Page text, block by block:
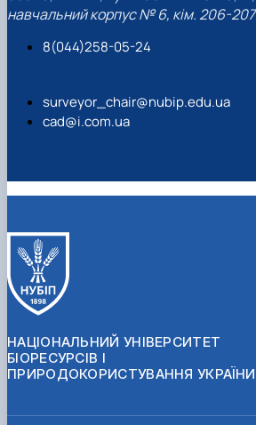
навчальний корпус № 6, кім. 206-207
8(044)258-05-24
surveyor_chair@nubip.edu.ua
cad@i.com.ua
НАЦІОНАЛЬНИЙ УНІВЕРСИТЕТ
БІОРЕСУРСІВ І
ПРИРОДОКОРИСТУВАННЯ УКРАЇНИ